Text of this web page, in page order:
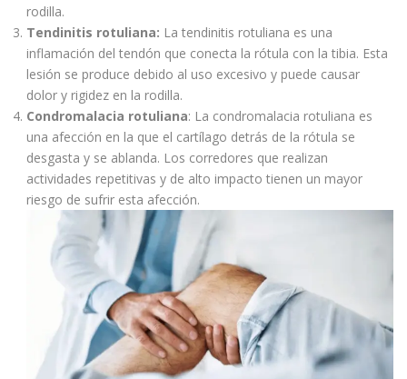
rodilla.
Tendinitis rotuliana: La tendinitis rotuliana es una
inflamación del tendón que conecta la rótula con la tibia. Esta
lesión se produce debido al uso excesivo y puede causar
dolor y rigidez en la rodilla.
Condromalacia rotuliana: La condromalacia rotuliana es
una afección en la que el cartílago detrás de la rótula se
desgasta y se ablanda. Los corredores que realizan
actividades repetitivas y de alto impacto tienen un mayor
riesgo de sufrir esta afección.